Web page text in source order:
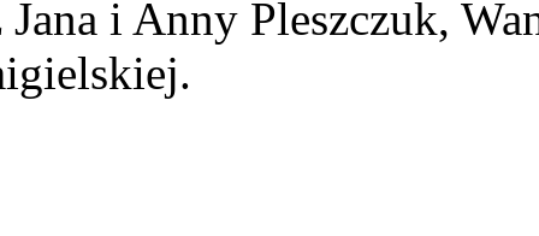
i Anny Pleszczuk,